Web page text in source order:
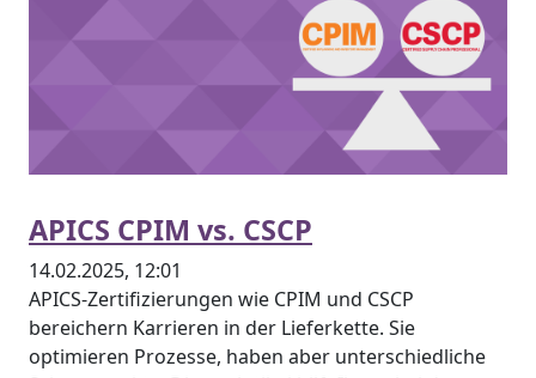
APICS CPIM vs. CSCP
14.02.2025, 12:01
APICS-Zertifizierungen wie CPIM und CSCP
bereichern Karrieren in der Lieferkette. Sie
optimieren Prozesse, haben aber unterschiedliche